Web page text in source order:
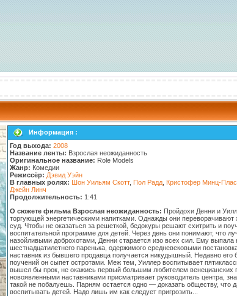
Информация :
Год выхода: 2008
Название ленты: Взрослая неожиданность
Оригинальное название: Role Models
Жанр: Комедии
Режиссёр: Дэвид Уэйн
В главных ролях: Шон Уильям Скотт, Пол Радд Кристофер Минц-
Джейн Линч
Продолжительность: 1:41
О сюжете фильма Взрослая неожиданность: Пройдохи Денни и
торгующей энергетическими напитками. Однажды они переворачивают
суд. Чтобы не оказаться за решеткой, бедокуры решают схитрить и
воспитательной программе для детей. Через день они понимают, что
назойливыми доброхотами, Денни старается изо всех сил. Ему выпала
шестнадцатилетнего паренька, одержимого средневековыми
наставник из бывшего продавца получается никудышный. Недавно его
поучений он сыпет остротами. Меж тем, Уиллер воспитывает
вышел бы прок, не окажись первый большим любителем венецианских
новоявленными наставниками присматривает руководитель центра,
такой не побалуешь. Парням остается одно — доказать обществу, что
воспитывать детей. Надо лишь им как следует пригрозить...